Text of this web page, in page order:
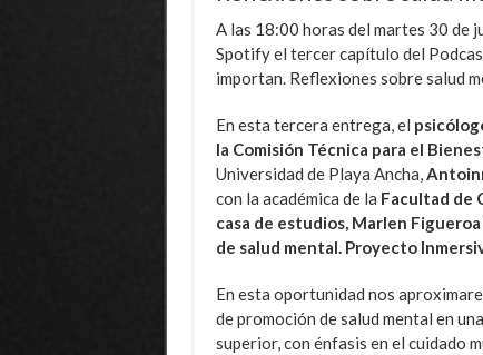
A las 18:00 horas del martes 30 de
Spotify el tercer capítulo del
importan. Reflexiones sobre salud
En esta tercera entrega, el
la Comisión Técnica para el
Universidad de Playa Ancha,
con la académica de la Facultad de
casa de estudios, Marlen
de salud mental. Proyecto
En esta oportunidad nos
de promoción de salud mental en
superior, con énfasis en el cuidado